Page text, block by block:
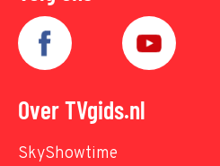
Over TVgids.nl
SkyShowtime